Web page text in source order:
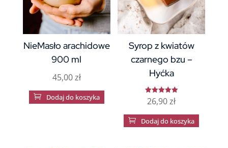
NieMasło arachidowe
900 ml
45,00zł
 Dodaj do koszyka
Syrop z kwiatów
czarnego bzu –
Hyćka
Oceniono
5.00
26,90zł
 Dodaj do koszyka